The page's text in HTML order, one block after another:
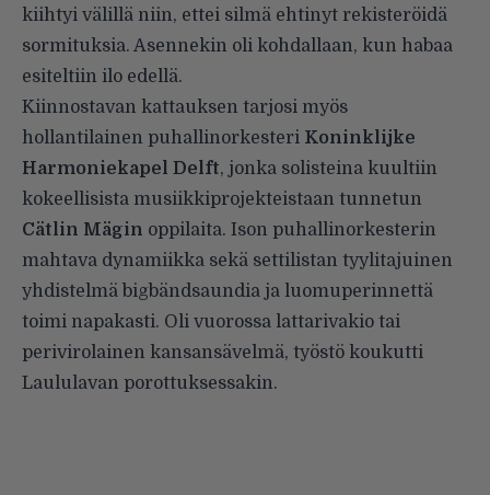
kiihtyi välillä niin, ettei silmä ehtinyt rekisteröidä
sormituksia. Asennekin oli kohdallaan, kun habaa
esiteltiin ilo edellä.
Kiinnostavan kattauksen tarjosi myös
hollantilainen puhallinorkesteri Koninklijke
Harmoniekapel Delft, jonka solisteina kuultiin
kokeellisista musiikkiprojekteistaan tunnetun
Cätlin Mägin oppilaita. Ison puhallinorkesterin
mahtava dynamiikka sekä settilistan tyylitajuinen
yhdistelmä bigbändsaundia ja luomuperinnettä
toimi napakasti. Oli vuorossa lattarivakio tai
perivirolainen kansansävelmä, työstö koukutti
Laululavan porottuksessakin.